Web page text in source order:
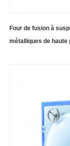
Four de fusion à
métalliques de haute